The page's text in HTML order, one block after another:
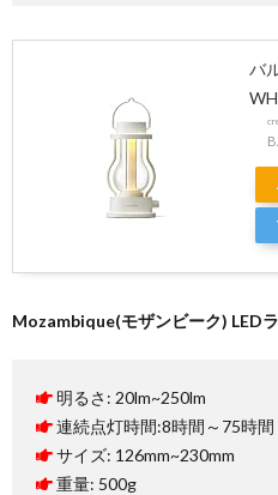
バ
WH
Mozambique(モザンビーク) LED
明るさ: 20lm~250lm
連続点灯時間:8時間～75時間
サイズ: 126mm~230mm
重量: 500g